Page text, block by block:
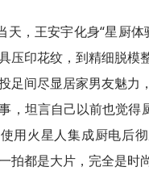
天，王安宇化身“星厨
压印花纹，到精细脱模
足间尽显居家男友魅力
，坦言自己以前也觉得
用火星人集成厨电后
拍都是大片，完全是时尚